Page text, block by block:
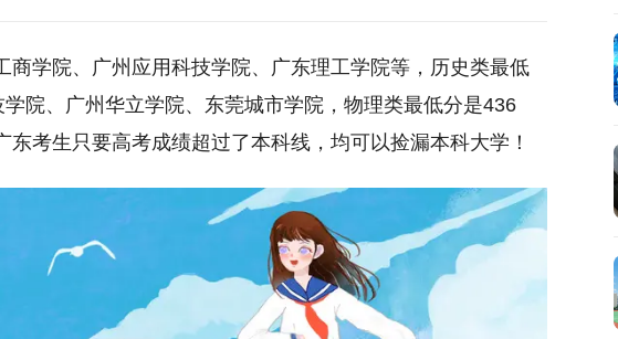
商学院、广州应用科技学院、广东理工学院等，历史类最低
院、广州华立学院、东莞城市学院，物理类最低分是436
考生只要高考成绩超过了本科线，均可以捡漏本科大学！